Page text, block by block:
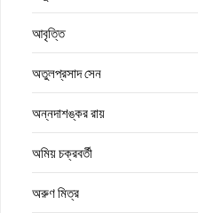
আবৃত্তি
অতুলপ্রসাদ সেন
অন্নদাশঙ্কর রায়
অমিয় চক্রবর্তী
অরুণ মিত্র